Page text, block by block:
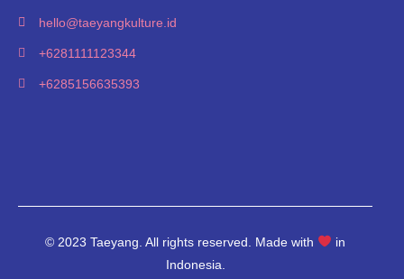
hello@taeyangkulture.id
+6281111123344
+6285156635393
© 2023 Taeyang. All rights reserved. Made with
in
Indonesia.